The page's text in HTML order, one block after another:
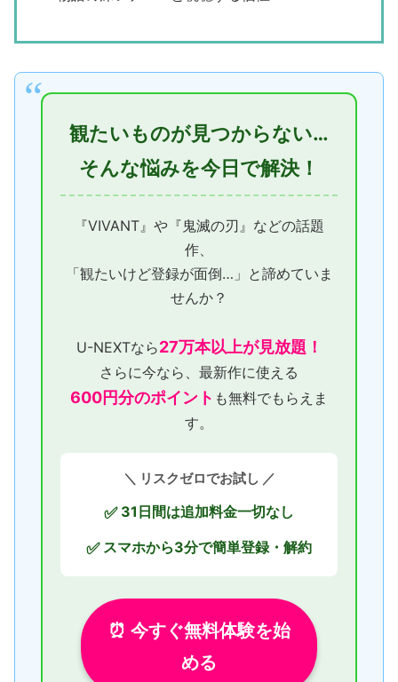
観たいものが見つからない…
そんな悩みを今日で解決！
『VIVANT』や『鬼滅の刃』などの話題
作、
「観たいけど登録が面倒…」と諦めていま
せんか？
U-NEXTなら27万本以上が見放題！
さらに今なら、最新作に使える
600円分のポイント も無料でもらえま
す。
＼ リスクゼロでお試し ／
✅31日間は追加料金一切なし
✅スマホから3分で簡単登録・解約
⏰ 今すぐ無料体験を始
める